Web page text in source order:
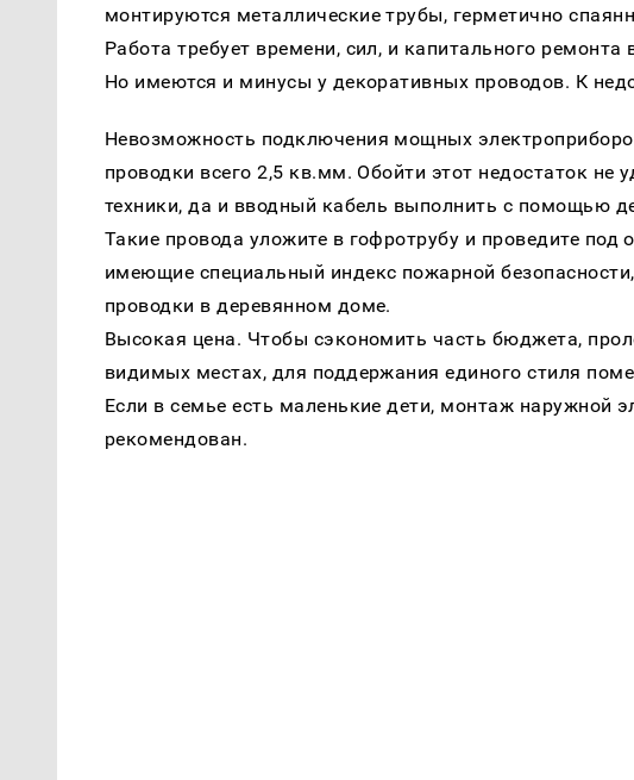
монтируются металлические трубы, герметично
Работа требует времени, сил, и капитального ремонта
Но имеются и минусы у декоративных проводов. К
Невозможность подключения мощных
проводки всего 2,5 кв.мм. Обойти этот недостаток не
техники, да и вводный кабель выполнить с помощью
Такие провода уложите в гофротрубу и проведите под
имеющие специальный индекс пожарной
проводки в деревянном доме.
Высокая цена. Чтобы сэкономить часть бюджета,
видимых местах, для поддержания единого стиля
Если в семье есть маленькие дети, монтаж наружной
рекомендован.